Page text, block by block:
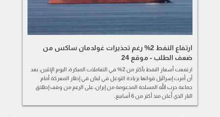
ارتفاع النفط 2% رغم تحذيرات غولدمان ساكس من
ضعف الطلب - موقع 24
ارتفعت أسعار النفط بأكثر من 2% في التعاملات المبكرة، اليوم الإثنين، بعد
أن أمرت إسرائيل قواتها بزيادة التوغل في لبنان في إطار المعركة أمام
جماعة حزب الله المسلحة المدعومة من إيران، على الرغم من وقف إطلاق
النار الذي أُعلن منذ أكثر من 6 أسابيع.